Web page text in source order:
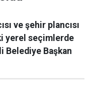
ve şehir plancısı
yerel seçimlerde
Belediye Başkan